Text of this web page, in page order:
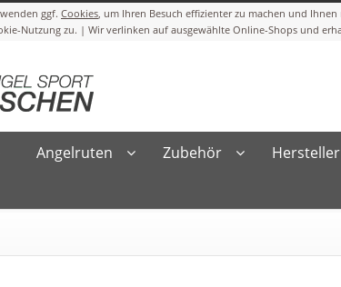
Cookies
Angelruten Zubehör Hersteller